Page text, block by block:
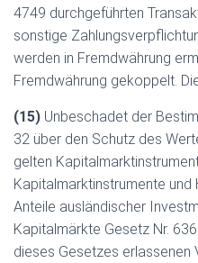
4749 durchgeführten
sonstige
werden in Fremdwährung
Fremdwährung gekoppelt.
(15) Unbeschadet der
32 über den Schutz des
gelten
Kapitalmarktinstrumente
Anteile ausländischer
Kapitalmärkte Gesetz Nr.
dieses Gesetzes erlassenen